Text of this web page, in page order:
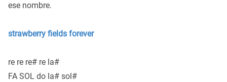
ese nombre.
strawberry fields forever
re re re# re la#
FA SOL do la# sol#